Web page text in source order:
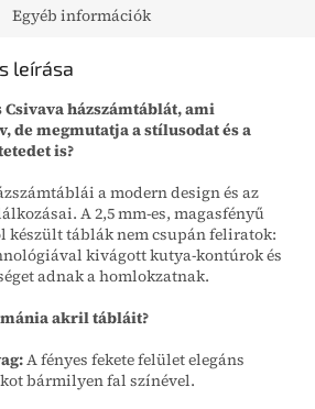
Egyéb információk
leírása
házszámtáblát, ami
de megmutatja a stílusodat és a
is?
a modern design és az
A 2,5 mm-es, magasfényű
készült táblák nem csupán feliratok:
kivágott kutya-kontúrok és
adnak a homlokzatnak.
akril tábláit?
A fényes fekete felület elegáns
bármilyen fal színével.